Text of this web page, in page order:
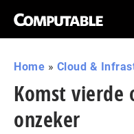
Home » Cloud &
Komst
onzeker